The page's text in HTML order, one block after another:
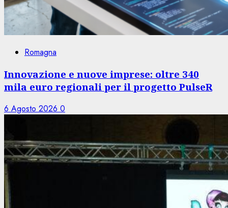
Romagna
Innovazione e nuove imprese: oltre 340
mila euro regionali per il progetto PulseR
6 Agosto 2026 0